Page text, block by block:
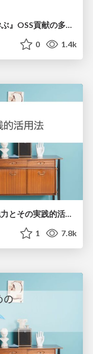
『WordPressコミュニティで学ぶ』OSS貢献の多様性
0 1.4k
25分で理解する！Symfonyの魅力とその実践的活用法
1 7.8k